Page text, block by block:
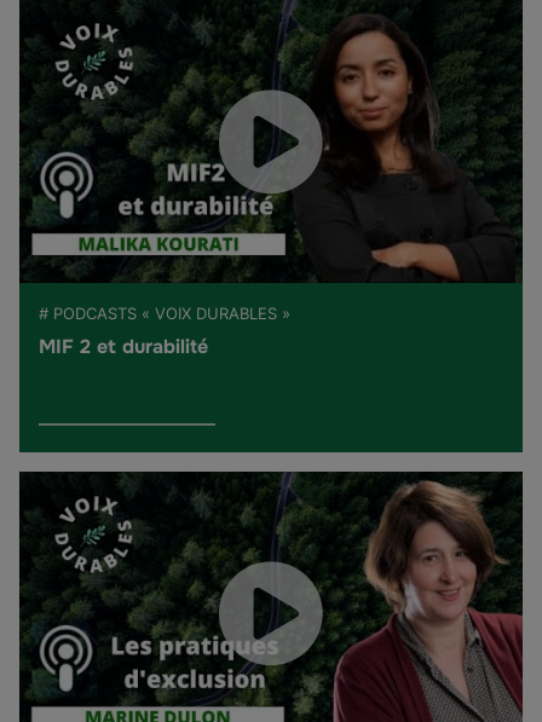
# PODCASTS « VOIX DURABLES »
MIF 2 et durabilité